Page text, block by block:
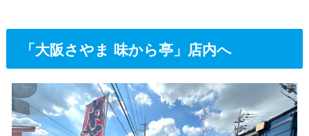
「大阪さやま 味から亭」店内へ